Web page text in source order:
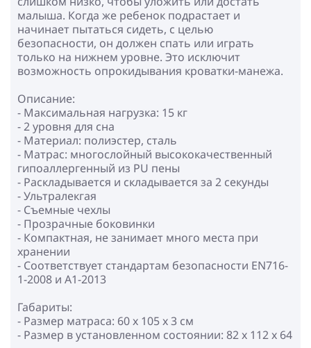
малыша. Когда же ребенок подрастает и
начинает пытаться сидеть, с целью
безопасности, он должен спать или играть
только на нижнем уровне. Это исключит
возможность опрокидывания кроватки-манежа.
Описание:
- Максимальная нагрузка: 15 кг
- 2 уровня для сна
- Материал: полиэстер, сталь
- Матрас: многослойный высококачественный
гипоаллергенный из PU пены
- Раскладывается и складывается за 2 секунды
- Ультралекгая
- Съемные чехлы
- Прозрачные боковинки
- Компактная, не занимает много места при
хранении
- Соответствует стандартам безопасности EN716-
1-2008 и A1-2013
Габариты:
- Размер матраса: 60 x 105 x 3 см
- Размер в установленном состоянии: 82 x 112 x 64